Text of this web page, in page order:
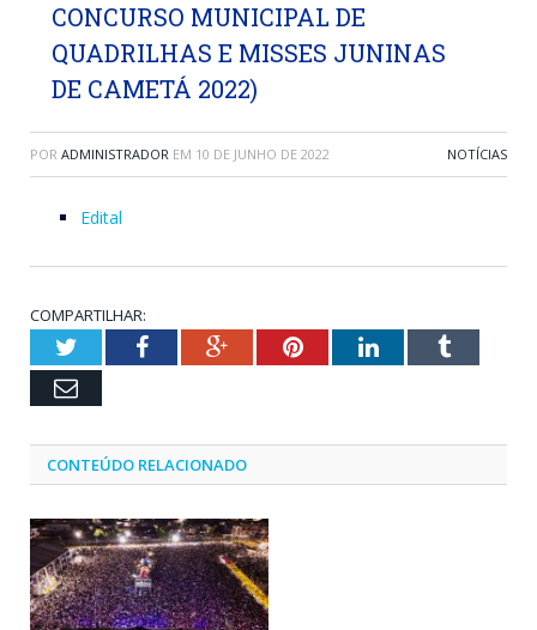
CONCURSO MUNICIPAL DE
QUADRILHAS E MISSES JUNINAS
DE CAMETÁ 2022)
POR ADMINISTRADOR EM 10 DE JUNHO DE 2022 NOTÍCIAS
Edital
COMPARTILHAR:
TwitterFacebookGoogle+PinterestLinkedInTumblr
Email
CONTEÚDO RELACIONADO